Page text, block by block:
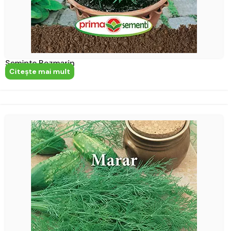
Semințe Rozmarin
Citeşte mai mult